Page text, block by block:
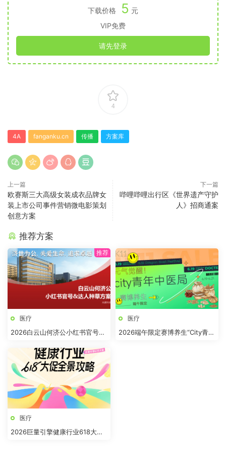
下载价格 5 元
VIP免费
请先登录
4
4A fanganku.cn 传播 方案库
上一篇
欧赛斯三大高级女装成衣品牌女
装上市公司事件营销微电影策划
创意方案
下一篇
哔哩哔哩出行区《世界遗产守护
人》招商通案
推荐方案
医疗
2026白云山何济公小红书官号
医疗
2026端午限定赛博养生“City青年
医疗
2026巨量引擎健康行业618大促